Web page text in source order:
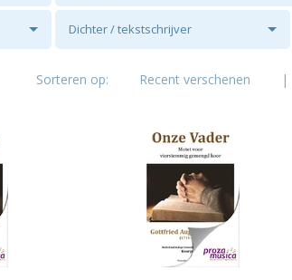
Dichter / tekstschrijver
Sorteren op: Recent verschenen |